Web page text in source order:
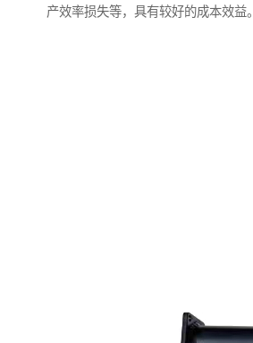
产效率损失等，具有较好的成本效益。